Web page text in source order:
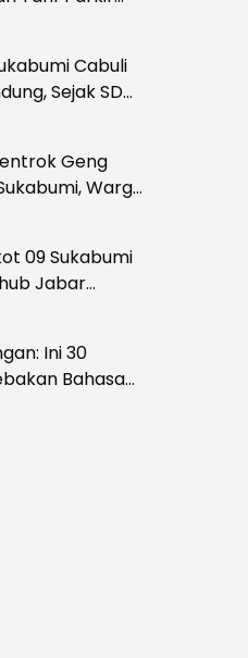
Lokasi Wisata,
Cabuli
Sejak SD
Geng
Warga
09 Sukabumi
Jabar
Ciawi-
Ini 30
Bahasa
Sangat